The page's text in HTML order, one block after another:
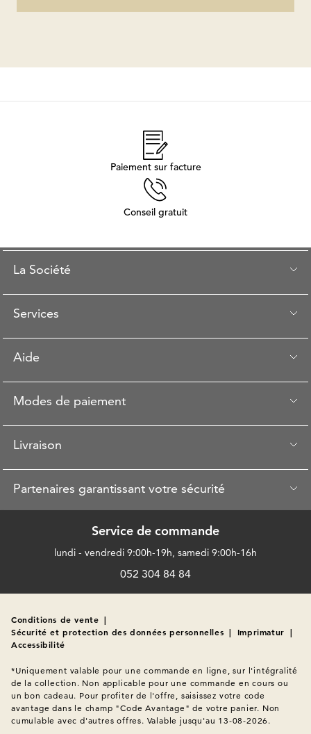
Paiement sur facture
Conseil gratuit
La Société
Services
Aide
Modes de paiement
Livraison
Partenaires garantissant votre sécurité
Service de commande
lundi - vendredi 9:00h-19h, samedi 9:00h-16h
052 304 84 84
Conditions de vente |
Sécurité et protection des données personnelles | Imprimatur |
Accessibilité
*Uniquement valable pour une commande en ligne, sur l'intégralité
de la collection. Non applicable pour une commande en cours ou
un bon cadeau. Pour profiter de l'offre, saisissez votre code
avantage dans le champ "Code Avantage" de votre panier. Non
cumulable avec d'autres offres. Valable jusqu'au 13-08-2026.